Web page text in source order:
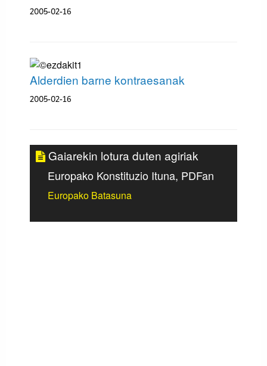
2005-02-16
Alderdien barne kontraesanak
2005-02-16
Gaiarekin lotura duten agiriak
Europako Konstituzio Ituna, PDFan
Europako Batasuna